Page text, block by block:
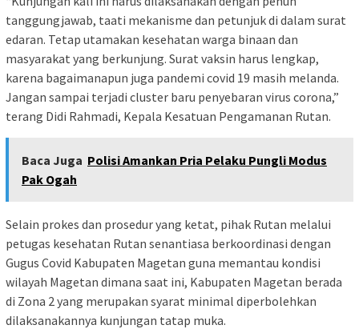
tanggungjawab, taati mekanisme dan petunjuk di dalam surat
edaran. Tetap utamakan kesehatan warga binaan dan
masyarakat yang berkunjung. Surat vaksin harus lengkap,
karena bagaimanapun juga pandemi covid 19 masih melanda.
Jangan sampai terjadi cluster baru penyebaran virus corona,”
terang Didi Rahmadi, Kepala Kesatuan Pengamanan Rutan.
Baca Juga Polisi Amankan Pria Pelaku Pungli Modus
Pak Ogah
Selain prokes dan prosedur yang ketat, pihak Rutan melalui
petugas kesehatan Rutan senantiasa berkoordinasi dengan
Gugus Covid Kabupaten Magetan guna memantau kondisi
wilayah Magetan dimana saat ini, Kabupaten Magetan berada
di Zona 2 yang merupakan syarat minimal diperbolehkan
dilaksanakannya kunjungan tatap muka.